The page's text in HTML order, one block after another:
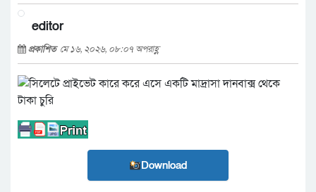
editor
প্রকাশিত মে ১৬, ২০২৬, ০৮:০৭ অপরাহ্ণ
Download